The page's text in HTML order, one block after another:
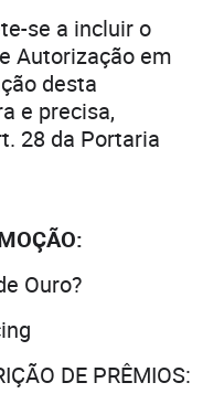
se a incluir o
Autorização em
desta
e precisa,
28 da Portaria
Ouro?
DE PRÊMIOS: